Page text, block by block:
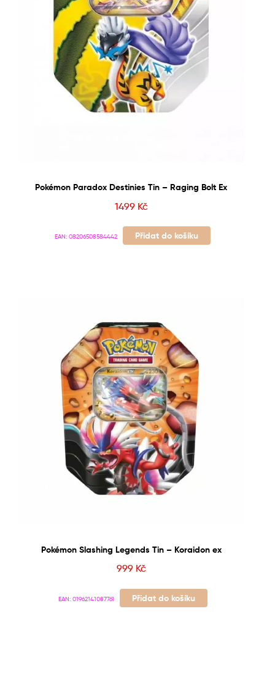
Pokémon Paradox Destinies Tin – Raging Bolt Ex
1499 Kč
EAN: 08206508584442 Přidat do košíku
Pokémon Slashing Legends Tin – Koraidon ex
999 Kč
EAN: 01962141087761 Přidat do košíku